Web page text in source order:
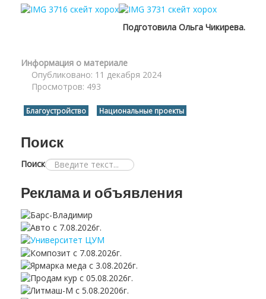
Подготовила Ольга Чикирева.
Информация о материале
Опубликовано: 11 декабря 2024
Просмотров: 493
Благоустройство Национальные проекты
Поиск
Поиск
Реклама и объявления